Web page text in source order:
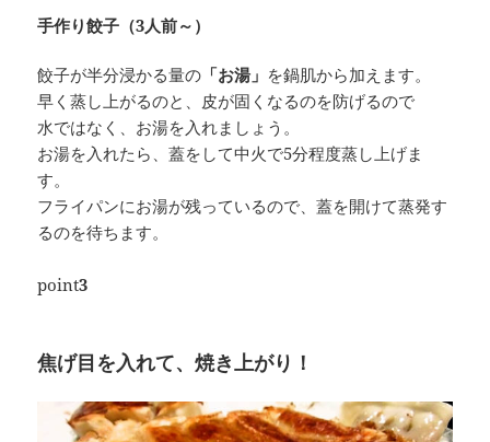
手作り餃子（3人前～）
餃子が半分浸かる量の 「お湯」 を鍋肌から加えます。
早く蒸し上がるのと、皮が固くなるのを防げるので
水ではなく、お湯を入れましょう。
お湯を入れたら、蓋をして中火で5分程度蒸し上げま
す。
フライパンにお湯が残っているので、蓋を開けて蒸発す
るのを待ちます。
point3
焦げ目を入れて、焼き上がり！